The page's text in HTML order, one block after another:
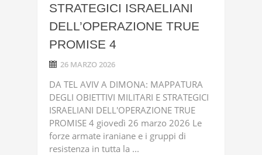
STRATEGICI ISRAELIANI
DELL’OPERAZIONE TRUE
PROMISE 4
26 MARZO 2026
DA TEL AVIV A DIMONA: MAPPATURA
DEGLI OBIETTIVI MILITARI E STRATEGICI
ISRAELIANI DELL'OPERAZIONE TRUE
PROMISE 4 giovedì 26 marzo 2026 Le
forze armate iraniane e i gruppi di
resistenza in tutta la ...